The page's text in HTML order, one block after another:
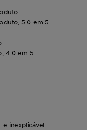
5.0 em 5
4.0 em 5
e inexplicável